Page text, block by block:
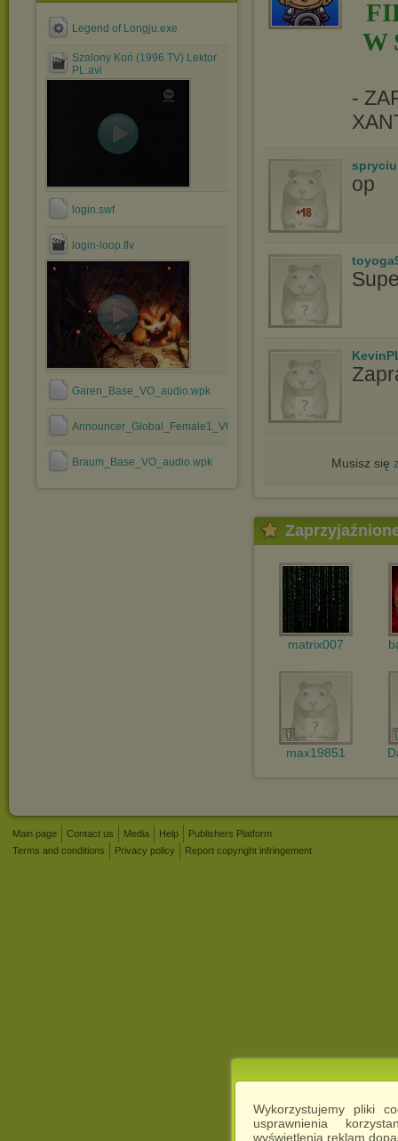
Wykorzystujemy pliki
usprawnienia
wyświetlenia reklam
Legend of Longju.exe
Szalony Koń (1996 TV) Lektor
PL.avi
login.swf
login-loop.flv
Garen_Base_VO_audio.wpk
Announcer_Global_Female1_VO_audio.wpk
Braum_Base_VO_audio.wpk
W
-
op
Musisz się
matrix007
max19851
Main page Contact us Media Help
Publishers Platform
Terms and conditions
Privacy policy Report copyright infringement